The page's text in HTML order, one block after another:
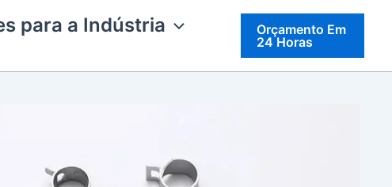
para a Indústria
Orçamento Em
24 Horas